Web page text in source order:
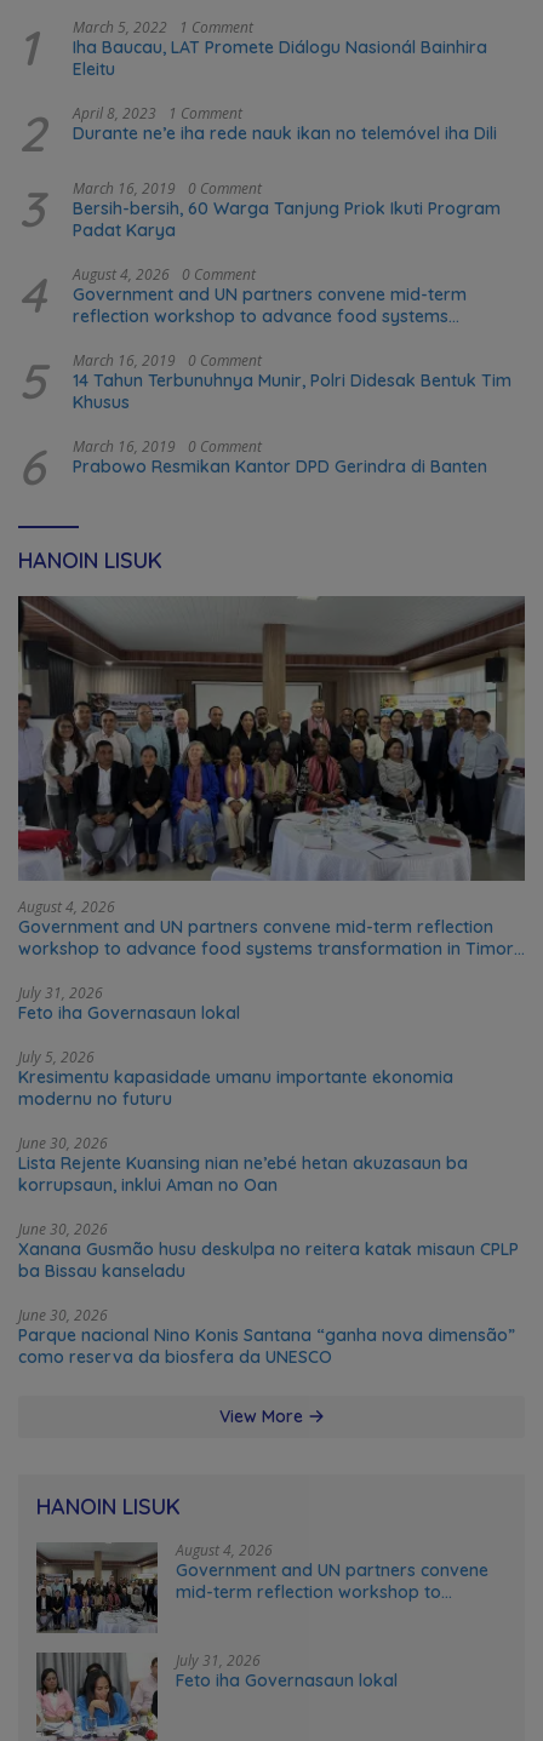
1 March 5, 2022 1 Comment
Iha Baucau, LAT Promete Diálogu Nasionál Bainhira
Eleitu
2 April 8, 2023 1 Comment
Durante ne’e iha rede nauk ikan no telemóvel iha Dili
3 March 16, 2019 0 Comment
Bersih-bersih, 60 Warga Tanjung Priok Ikuti Program
Padat Karya
4 August 4, 2026 0 Comment
Government and UN partners convene mid-term
reflection workshop to advance food systems
5 March 16, 2019 0 Comment
14 Tahun Terbunuhnya Munir, Polri Didesak Bentuk Tim
Khusus
6 March 16, 2019 0 Comment
Prabowo Resmikan Kantor DPD Gerindra di Banten
HANOIN LISUK
August 4, 2026
Government and UN partners convene mid-term reflection
workshop to advance food systems transformation in Timor-
July 31, 2026
Feto iha Governasaun lokal
July 5, 2026
Kresimentu kapasidade umanu importante ekonomia
modernu no futuru
June 30, 2026
Lista Rejente Kuansing nian ne’ebé hetan akuzasaun ba
korrupsaun, inklui Aman no Oan
June 30, 2026
Xanana Gusmão husu deskulpa no reitera katak misaun CPLP
ba Bissau kanseladu
June 30, 2026
Parque nacional Nino Konis Santana “ganha nova dimensão”
como reserva da biosfera da UNESCO
View More
HANOIN LISUK
August 4, 2026
Government and UN partners convene
mid-term reflection workshop to
July 31, 2026
Feto iha Governasaun lokal